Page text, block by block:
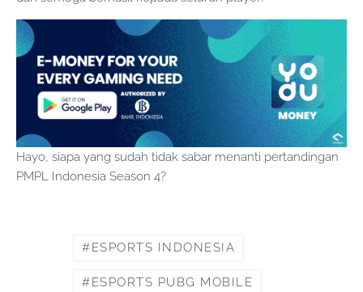
Hayo, siapa yang sudah tidak sabar menanti pertandingan
PMPL Indonesia Season 4?
ESPORTS INDONESIA
ESPORTS PUBG MOBILE